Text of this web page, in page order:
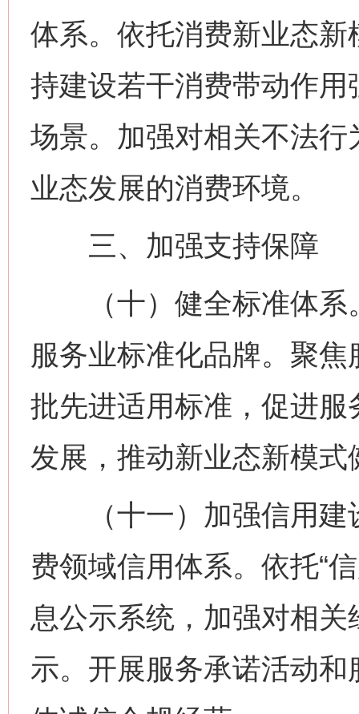
体系。依托消费新业态
持建设若干消费带动作
场景。加强对相关不法
业态发展的消费环境。
三、加强支持保障
（十）健全标准体系
服务业标准化品牌。聚
批先进适用标准，促进
发展，推动新业态新模式
（十一）加强信用建
费领域信用体系。依托“
息公示系统，加强对相
示。开展服务承诺活动